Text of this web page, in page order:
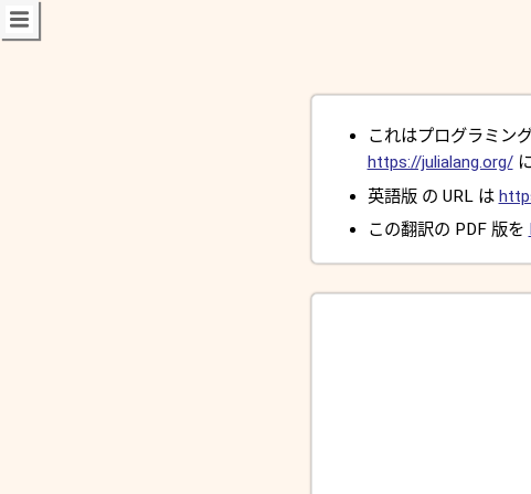
これはプログラミン
https://julialang.org/
英語版 の URL は
この翻訳の PDF 版を